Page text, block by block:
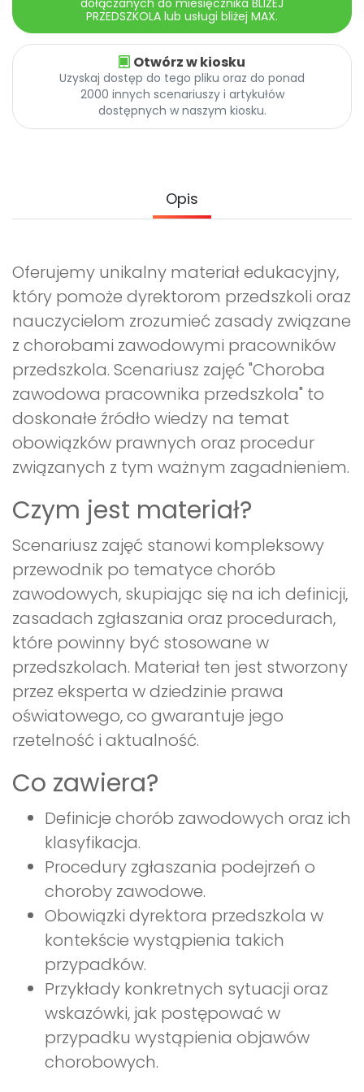
Pomoc
Promocje
dołączanych do miesięcznika BLIŻEJ
PRZEDSZKOLA lub usługi bliżej MAX.
Otwórz w kiosku
Uzyskaj dostęp do tego pliku oraz do ponad
2000 innych scenariuszy i artykułów
dostępnych w naszym kiosku.
Opis
Oferujemy unikalny materiał edukacyjny,
który pomoże dyrektorom przedszkoli oraz
nauczycielom zrozumieć zasady związane
z chorobami zawodowymi pracowników
przedszkola. Scenariusz zajęć "Choroba
zawodowa pracownika przedszkola" to
doskonałe źródło wiedzy na temat
obowiązków prawnych oraz procedur
związanych z tym ważnym zagadnieniem.
Czym jest materiał?
Scenariusz zajęć stanowi kompleksowy
przewodnik po tematyce chorób
zawodowych, skupiając się na ich definicji,
zasadach zgłaszania oraz procedurach,
które powinny być stosowane w
przedszkolach. Materiał ten jest stworzony
przez eksperta w dziedzinie prawa
oświatowego, co gwarantuje jego
rzetelność i aktualność.
Co zawiera?
Definicje chorób zawodowych oraz ich
klasyfikacja.
Procedury zgłaszania podejrzeń o
choroby zawodowe.
Obowiązki dyrektora przedszkola w
kontekście wystąpienia takich
przypadków.
Przykłady konkretnych sytuacji oraz
wskazówki, jak postępować w
przypadku wystąpienia objawów
chorobowych.